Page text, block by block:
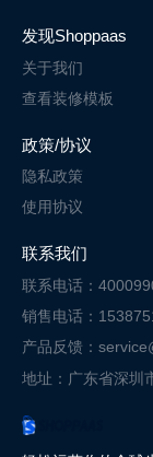
发现Shoppaas
关于我们
查看装修模板
政策/协议
隐私政策
使用协议
联系我们
联系电话：
销售电话：
产品反馈：
地址：广东省深圳